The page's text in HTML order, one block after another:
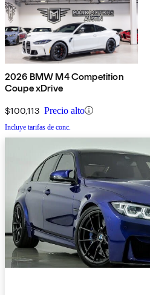
2026 BMW M4 Competition
Coupe xDrive
$100,113 Precio alto
Incluye tarifas de conc.